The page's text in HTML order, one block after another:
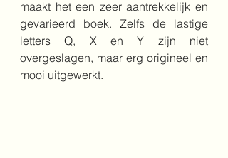
maakt het een zeer aantrekkelijk en
gevarieerd boek. Zelfs de lastige
letters Q, X en Y zijn niet
overgeslagen, maar erg origineel en
mooi uitgewerkt.